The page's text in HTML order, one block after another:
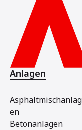
Anlagen
Asphaltmischanlag
en
Betonanlagen